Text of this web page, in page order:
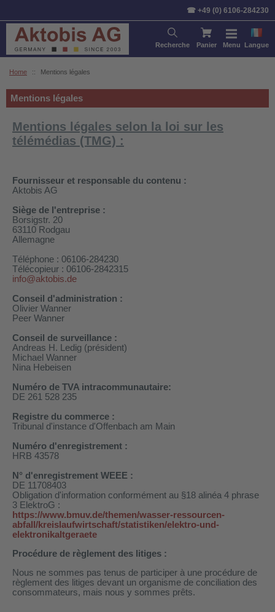
☎ +49 (0) 6106-284230
Recherche Panier Menu Langue
SV58
WDH-AP1212
et WDH-626L
Home :: Mentions légales
Mentions légales
Mentions légales selon la loi sur les
télémédias (TMG) :
Fournisseur et responsable du contenu :
Aktobis AG
Siège de l'entreprise :
Borsigstr. 20
63110 Rodgau
Allemagne
Téléphone : 06106-284230
Télécopieur : 06106-2842315
info@aktobis.de
Conseil d'administration :
Olivier Wanner
Peer Wanner
Conseil de surveillance :
Andreas H. Ledig (président)
Michael Wanner
Nina Hebeisen
Numéro de TVA intracommunautaire:
DE 261 528 235
Registre du commerce :
Tribunal d'instance d'Offenbach am Main
Numéro d'enregistrement :
HRB 43578
N° d'enregistrement WEEE :
DE 11708403
Obligation d'information conformément au §18 alinéa 4 phrase
3 ElektroG :
https://www.bmuv.de/themen/wasser-ressourcen-
abfall/kreislaufwirtschaft/statistiken/elektro-und-
elektronikaltgeraete
Procédure de règlement des litiges :
Nous ne sommes pas tenus de participer à une procédure de
règlement des litiges devant un organisme de conciliation des
consommateurs, mais nous y sommes prêts.